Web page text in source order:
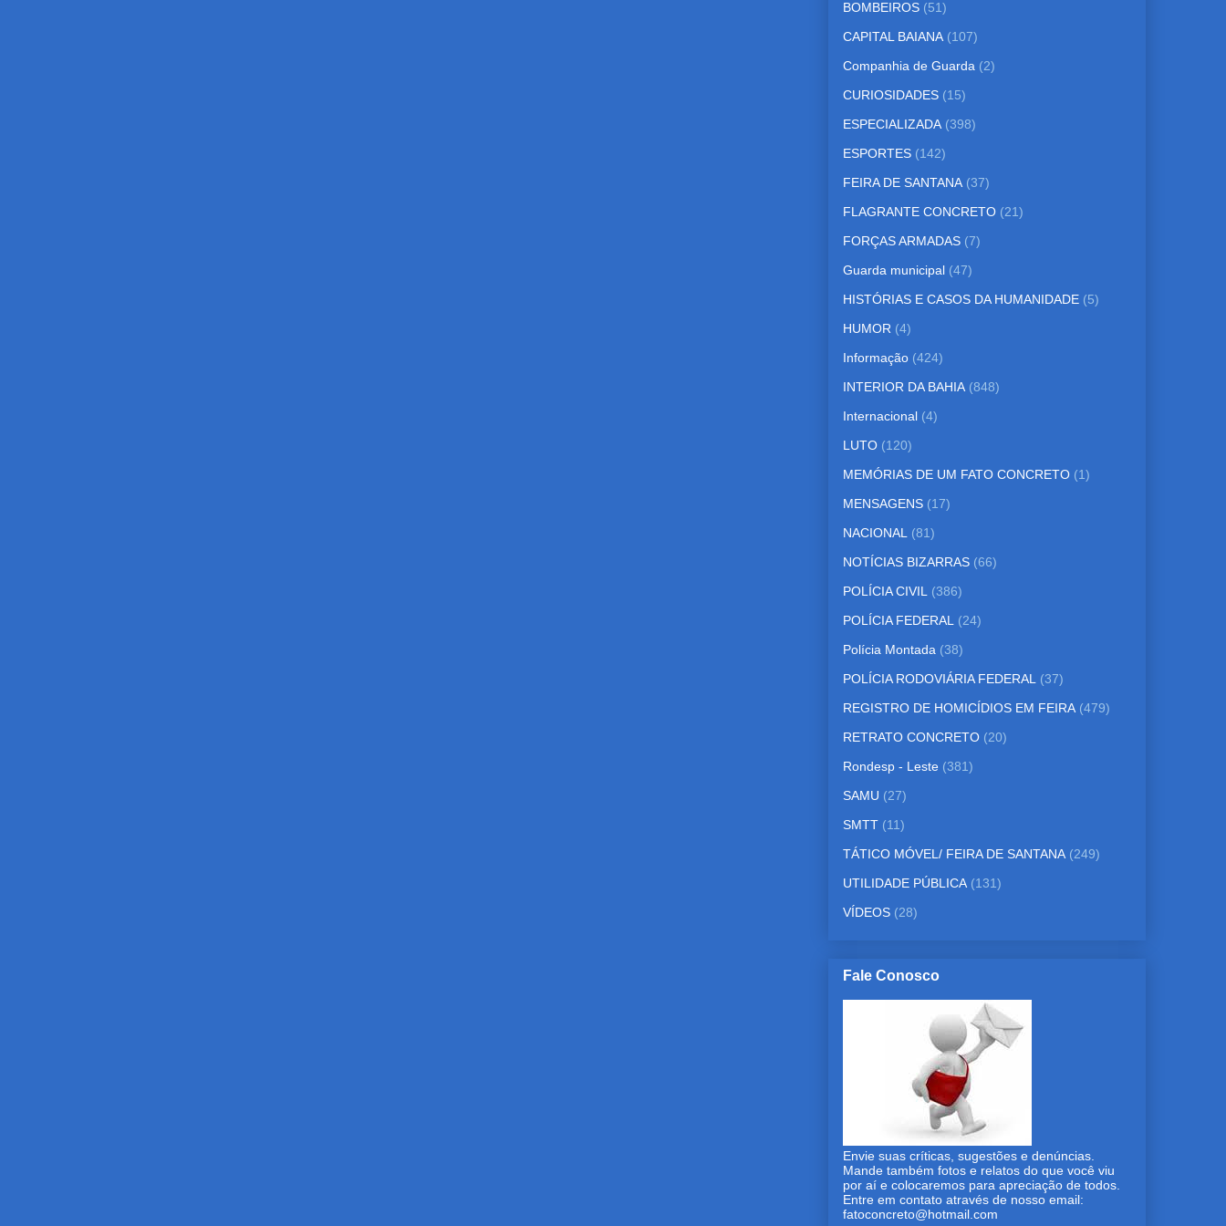
BOMBEIROS (51)
CAPITAL BAIANA (107)
Companhia de Guarda (2)
CURIOSIDADES (15)
ESPECIALIZADA (398)
ESPORTES (142)
FEIRA DE SANTANA (37)
FLAGRANTE CONCRETO (21)
FORÇAS ARMADAS (7)
Guarda municipal (47)
HISTÓRIAS E CASOS DA HUMANIDADE (5)
HUMOR (4)
Informação (424)
INTERIOR DA BAHIA (848)
Internacional (4)
LUTO (120)
MEMÓRIAS DE UM FATO CONCRETO (1)
MENSAGENS (17)
NACIONAL
(81)
NOTÍCIAS BIZARRAS (66)
POLÍCIA CIVIL
(386)
POLÍCIA FEDERAL
(24)
Polícia Montada (38)
POLÍCIA RODOVIÁRIA FEDERAL
(37)
REGISTRO DE HOMICÍDIOS EM FEIRA (479)
RETRATO CONCRETO (20)
Rondesp - Leste (381)
SAMU (27)
SMTT (11)
TÁTICO MÓVEL/ FEIRA DE SANTANA (249)
UTILIDADE PÚBLICA (131)
VÍDEOS (28)
Fale Conosco
Envie suas críticas, sugestões e denúncias.
Mande também fotos e relatos do que você viu
por aí e colocaremos para apreciação de todos.
Entre em contato através de nosso email:
fatoconcreto@hotmail.com